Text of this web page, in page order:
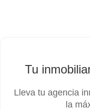
Tu
Lleva tu agencia
la